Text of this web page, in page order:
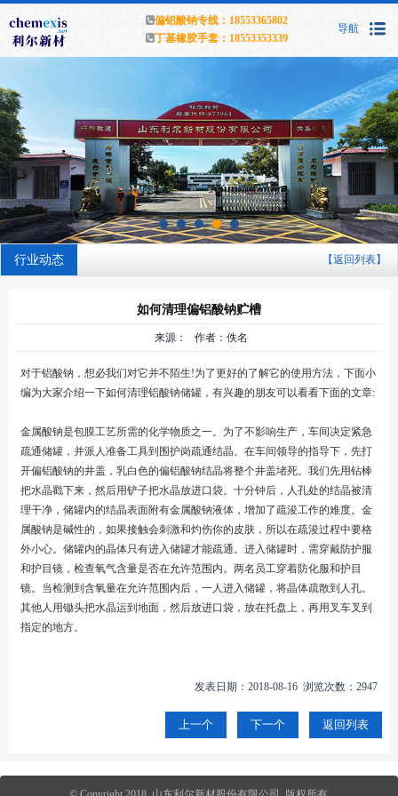
导航
偏铝酸钠专线：18553365802
丁基橡胶手套：18553353339
行业动态 【返回列表】
如何清理偏铝酸钠贮槽
来源： 作者：佚名
对于铝酸钠，想必我们对它并不陌生!为了更好的了解它的使用方法，下面小
编为大家介绍一下如何清理铝酸钠储罐，有兴趣的朋友可以看看下面的文章:
金属酸钠是包膜工艺所需的化学物质之一。为了不影响生产，车间决定紧急
疏通储罐，并派人准备工具到围护岗疏通结晶。在车间领导的指导下，先打
开偏铝酸钠的井盖，乳白色的偏铝酸钠结晶将整个井盖堵死。我们先用钻棒
把水晶戳下来，然后用铲子把水晶放进口袋。十分钟后，人孔处的结晶被清
理干净，储罐内的结晶表面附有金属酸钠液体，增加了疏浚工作的难度。金
属酸钠是碱性的，如果接触会刺激和灼伤你的皮肤，所以在疏浚过程中要格
外小心。储罐内的晶体只有进入储罐才能疏通。进入储罐时，需穿戴防护服
和护目镜，检查氧气含量是否在允许范围内。两名员工穿着防化服和护目
镜。当检测到含氧量在允许范围内后，一人进入储罐，将晶体疏散到人孔。
其他人用锄头把水晶运到地面，然后放进口袋，放在托盘上，再用叉车叉到
指定的地方。
发表日期：2018-08-16 浏览次数：2947
上一个 下一个 返回列表